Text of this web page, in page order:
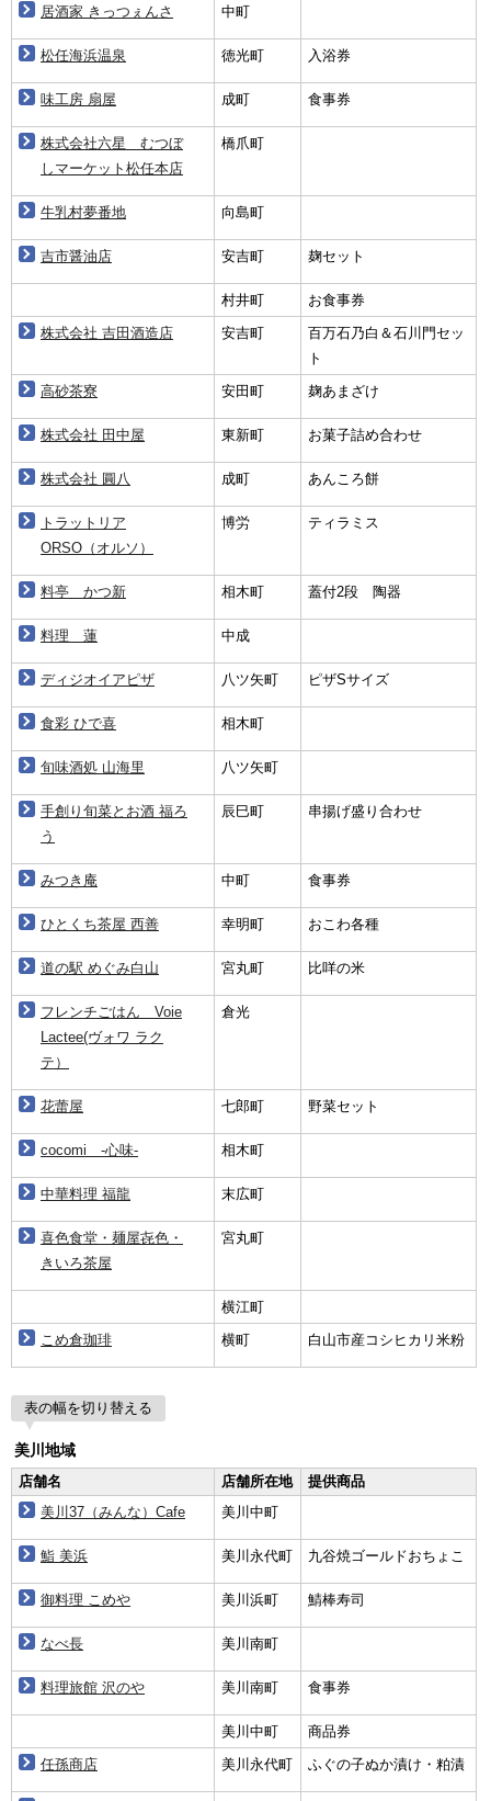
居酒家 きっつぇんさ 中町
松任海浜温泉 徳光町 入浴券
味工房 扇屋 成町 食事券
株式会社六星 むつぼ
しマーケット松任本店
橋爪町
牛乳村夢番地 向島町
吉市醤油店 安吉町 麹セット
村井町
お食事券
株式会社 吉田酒造店
安吉町
百万石乃白＆石川門セッ
ト
高砂茶寮
安田町 麹あまざけ
株式会社 田中屋 東新町 お菓子詰め合わせ
株式会社 圓八 成町 あんころ餅
トラットリア
ORSO（オルソ）
博労 ティラミス
料亭 かつ新 相木町 蓋付2段 陶器
料理 蓮 中成
ディジオイアピザ 八ツ矢町 ピザSサイズ
食彩 ひで喜 相木町
旬味酒処 山海里 八ツ矢町
手創り旬菜とお酒 福ろ
う
辰巳町 串揚げ盛り合わせ
みつき庵 中町 食事券
ひとくち茶屋 西善 幸明町 おこわ各種
道の駅 めぐみ白山 宮丸町 比咩の米
フレンチごはん Voie
Lactee(ヴォワ ラク
テ）
倉光
花蕾屋 七郎町 野菜セット
cocomi -心味- 相木町
中華料理 福龍 末広町
喜色食堂・麺屋㐂色・
きいろ茶屋
宮丸町
横江町
こめ倉珈琲
横町 白山市産コシヒカリ米粉
表の幅を切り替える
美川地域
店舗名
店舗所在地
提供商品
美川37（みんな）Cafe
美川中町
鮨 美浜 美川永代町 九谷焼ゴールドおちょこ
御料理 こめや 美川浜町 鯖棒寿司
なべ長 美川南町
料理旅館 沢のや 美川南町 食事券
美川中町
商品券
任孫商店
美川永代町 ふぐの子ぬか漬け・粕漬